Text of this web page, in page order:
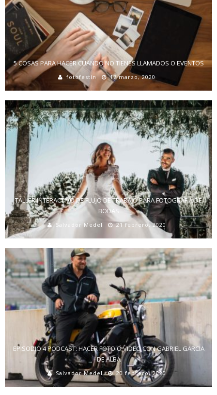
5 COSAS PARA HACER CUANDO NO TIENES LLAMADOS O EVENTOS
fotofestín 17 marzo, 2020
TALLER INTERACTIVO DE FLUJO DE TRABAJO PARA FOTOGRAFÍA DE
BODAS
Salvador Medel 21 febrero, 2020
EPISODIO 4 PODCAST: HACER FOTO O VIDEO CON GABRIEL GARCIA
DE ALBA
Salvador Medel 20 febrero, 2020